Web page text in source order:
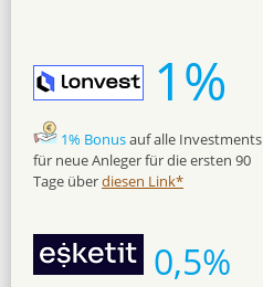
1%
1% Bonusauf alle Investments
für neue Anleger für die ersten 90
Tage überdiesen Link*
0,5%